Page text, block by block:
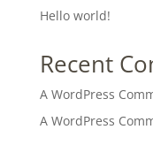
Hello world!
Recent
A WordPress
A WordPress